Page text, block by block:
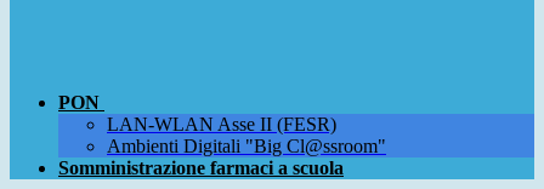
PON
LAN-WLAN Asse II (FESR)
Ambienti Digitali "Big Cl@ssroom"
Somministrazione farmaci a scuola